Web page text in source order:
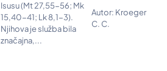
Isusu (Mt 27,55-56; Mk
15,40-41; Lk 8,1-3).
Njihova je služba bila
značajna,...
Autor: Kroeger
C. C.